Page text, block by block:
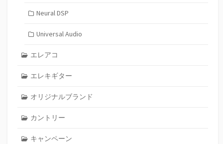
Neural DSP
Universal Audio
エレアコ
エレキギター
オリジナルブランド
カントリー
キャンペーン